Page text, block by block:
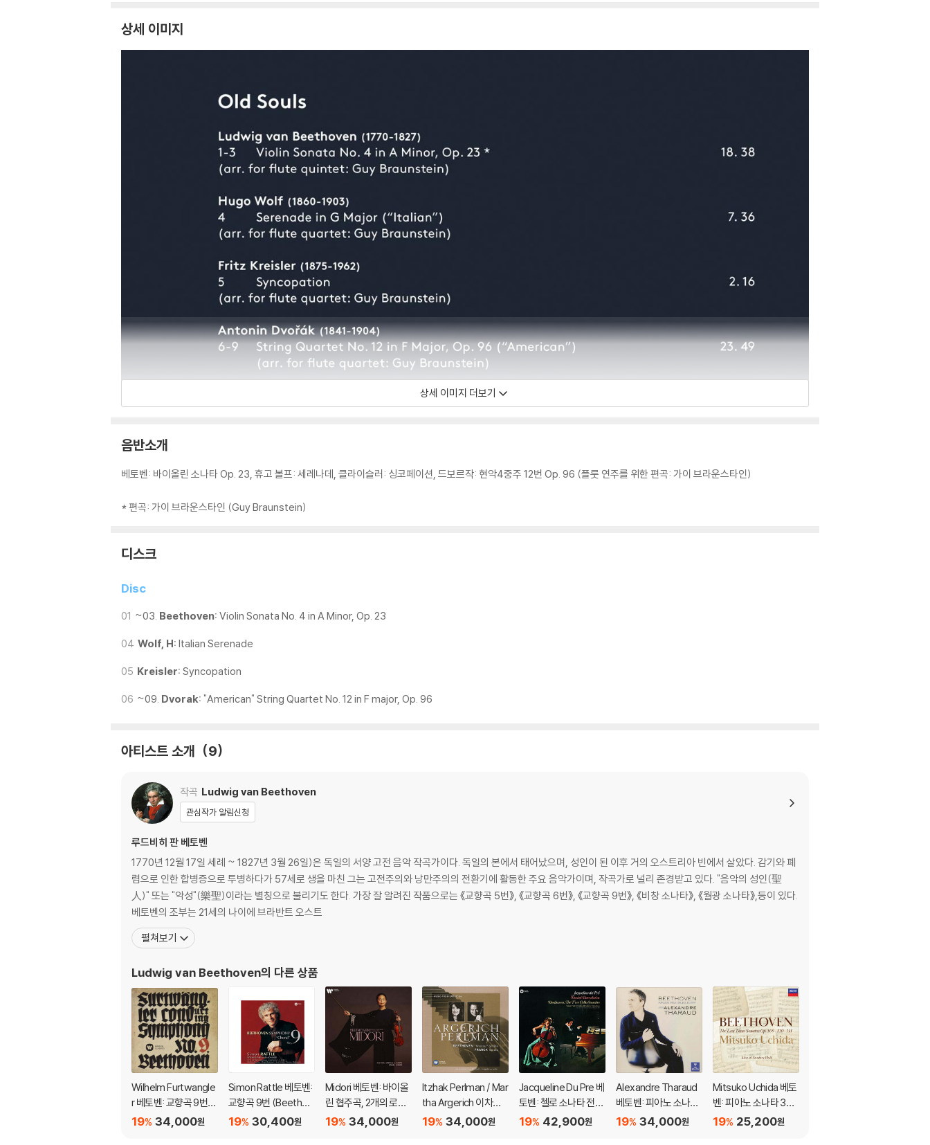
상세 이미지
상세 이미지 더보기
음반소개
베토벤: 바이올린 소나타 Op. 23, 휴고 볼프: 세레나데, 클라이슬러: 싱코페이션, 드보르작: 현악4중주 12번 Op. 96 (플룻 연주를 위한 편곡: 가이 브라운스타인)
* 편곡: 가이 브라운스타인 (Guy Braunstein)
디스크
Disc
01 ~03. Beethoven: Violin Sonata No. 4 in A Minor, Op. 23
04 Wolf, H: Italian Serenade
05 Kreisler: Syncopation
06 ~09. Dvorak: "American" String Quartet No. 12 in F major, Op. 96
아티스트 소개 9
작곡 Ludwig van Beethoven
관심작가 알림신청
루드비히 판 베토벤
1770년 12월 17일 세례 ~ 1827년 3월 26일)은 독일의 서양 고전 음악 작곡가이다. 독일의 본에서 태어났으며, 성인이 된 이후 거의 오스트리아 빈에서 살았다. 감기와 폐
렴으로 인한 합병증으로 투병하다가 57세로 생을 마친 그는 고전주의와 낭만주의의 전환기에 활동한 주요 음악가이며, 작곡가로 널리 존경받고 있다. "음악의 성인(聖
人)" 또는 "악성"(樂聖)이라는 별칭으로 불리기도 한다. 가장 잘 알려진 작품으로는 《교향곡 5번》, 《교향곡 6번》, 《교향곡 9번》, 《비창 소나타》, 《월광 소나타》,등이 있다.
베토벤의 조부는 21세의 나이에 브라반트 오스트
펼쳐보기
Ludwig van Beethoven의 다른 상품
Wilhelm Furtwangle
r 베토벤: 교향곡 9번
(Beethoven: Symph
34,000원
19%
Simon Rattle 베토벤:
교향곡 9번 (Beethov
en: Symphony No.
30,400원
19%
Midori 베토벤: 바이올
린 협주곡, 2개의 로망
스 - 미도리 (Beethov
34,000원
19%
Itzhak Perlman / Mar
tha Argerich 이차크
펄만 57집 - 베토벤: 크
34,000원
19%
Jacqueline Du Pre 베
토벤: 첼로 소나타 전집
(Beethoven: Cello S
42,900원
19%
Alexandre Tharaud
베토벤: 피아노 소나타
30, 31, 32번 (Beetho
34,000원
19%
Mitsuko Uchida 베토
벤: 피아노 소나타 30-
32번 (Beethoven: Pi
25,200원
19%